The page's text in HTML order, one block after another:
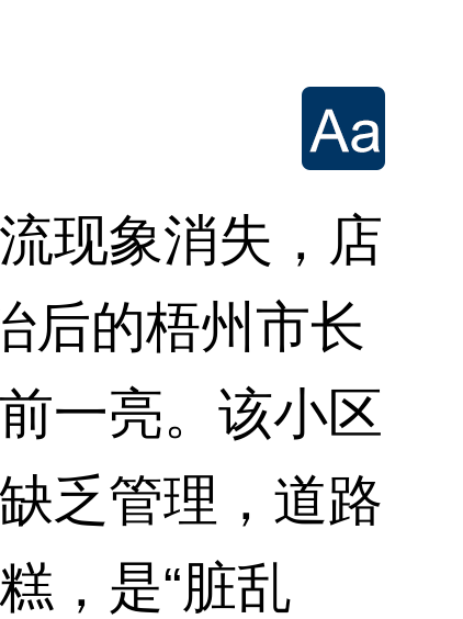
现象消失，店
后的梧州市长
一亮。该小区
乏管理，道路
，是“脏乱